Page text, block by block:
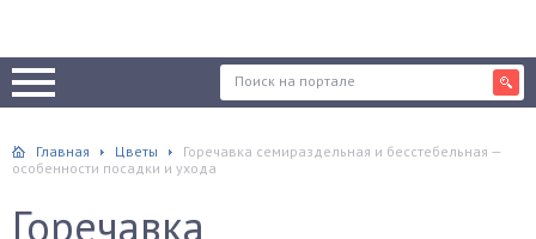
Главная Цветы
Горечавка семираздельная и бесстебельная —
особенности посадки и ухода
Горечавка